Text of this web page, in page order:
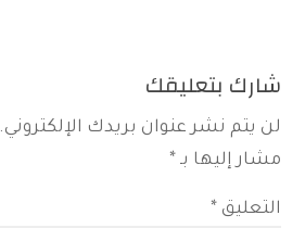
شارك بتعليقك
لن يتم نشر عنوان بريدك الإلكتروني.
مشار إليها بـ *
التعليق *